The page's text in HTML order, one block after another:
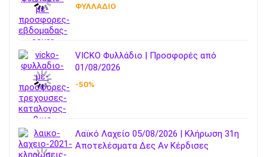
ΦΥΛΛΑΔΙΟ
VICKO Φυλλάδιο | Προσφορές από
01/08/2026
-50%
Λαϊκό Λαχείο 05/08/2026 | Κλήρωση 31η
Αποτελέσματα Δες Αν Κέρδισες